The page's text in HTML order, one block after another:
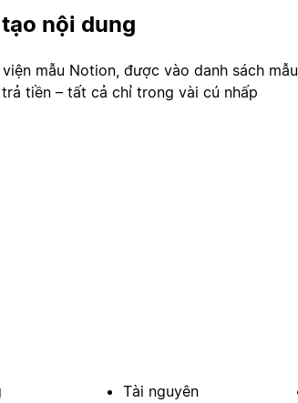
nội dung
mẫu Notion, được vào danh sách mẫu
tiền – tất cả chỉ trong vài cú nhấp
Tài nguyên